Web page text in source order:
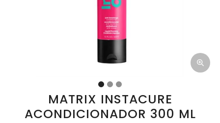
MATRIX INSTACURE
ACONDICIONADOR 300 ML